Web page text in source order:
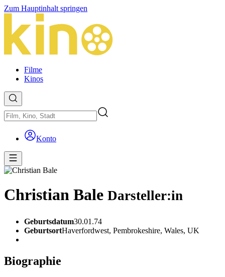
Zum Hauptinhalt springen
Filme
Kinos
Konto
Christian Bale Darsteller:in
Geburtsdatum30.01.74
GeburtsortHaverfordwest, Pembrokeshire, Wales, UK
Biographie